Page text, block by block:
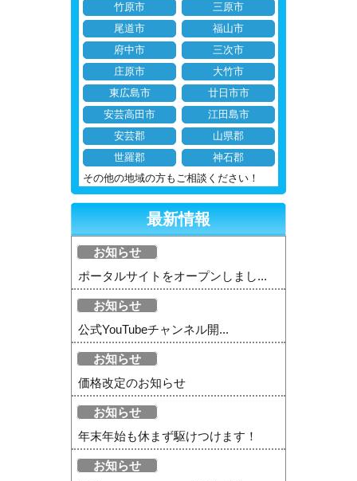
竹原市
三原市
尾道市
福山市
府中市
三次市
庄原市
大竹市
東広島市
廿日市市
安芸高田市
江田島市
安芸郡
山県郡
世羅郡
神石郡
その他の地域の方もご相談ください！
最新情報
お知らせ
ポータルサイトをオープンしまし...
お知らせ
公式YouTubeチャンネル開...
お知らせ
価格改定のお知らせ
お知らせ
年末年始も休まず駆けつけます！
お知らせ